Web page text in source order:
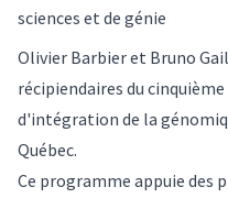
sciences et de génie
Olivier Barbier et Bruno
récipiendaires du
d'intégration de la
Québec.
Ce programme appuie des